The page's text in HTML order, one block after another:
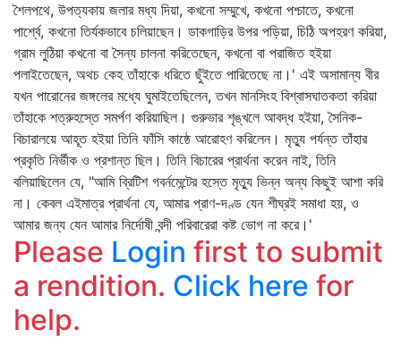
শৈলপথে, উপত্যকায় জলার মধ্য দিয়া, কখনো সম্মুখে, কখনো পশ্চাতে, কখনো
পার্শ্বে, কখনো তির্যকভাবে চলিয়াছেন। ডাকগাড়ির উপর পড়িয়া, চিঠি অপহরণ করিয়া,
গ্রাম লুঠিয়া কখনো বা সৈন্য চালনা করিতেছেন, কখনো বা পরাজিত হইয়া
পলাইতেছেন, অথচ কেহ তাঁহাকে ধরিতে ছুঁইতে পারিতেছে না।' এই অসামান্য বীর
যখন পারোনের জঙ্গলের মধ্যে ঘুমাইতেছিলেন, তখন মানসিংহ বিশ্বাসঘাতকতা করিয়া
তাঁহাকে শত্রুহস্তে সমর্পণ করিয়াছিল। গুরুভার শৃঙ্খলে আবদ্ধ হইয়া, সৈনিক-
বিচারালয়ে আহূত হইয়া তিনি ফাঁসি কাষ্ঠে আরোহণ করিলেন। মৃত্যু পর্যন্ত তাঁহার
প্রকৃতি নির্ভীক ও প্রশান্ত ছিল। তিনি বিচারের প্রার্থনা করেন নাই, তিনি
বলিয়াছিলেন যে, "আমি ব্রিটিশ গবর্নমেন্টের হস্তে মৃত্যু ভিন্ন অন্য কিছুই আশা করি
না। কেবল এইমাত্র প্রার্থনা যে, আমার প্রাণ-দণ্ড যেন শীঘ্রই সমাধা হয়, ও
আমার জন্য যেন আমার নির্দোষী বন্দী পরিবারেরা কষ্ট ভোগ না করে।'
Please Login first to submit
a rendition. Click here for
help.